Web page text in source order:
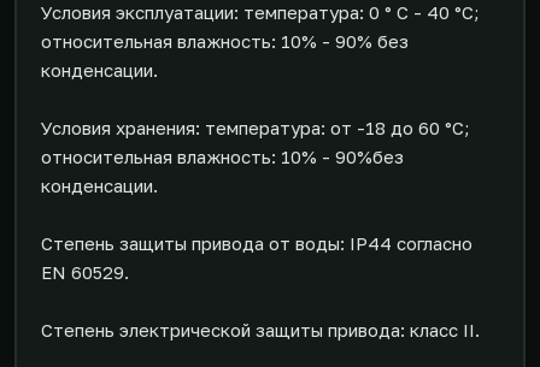
Условия эксплуатации: температура: 0 ° C - 40 °C;
относительная влажность: 10% - 90% без
конденсации.
Условия хранения: температура: от -18 до 60 °C;
относительная влажность: 10% - 90%без
конденсации.
Степень защиты привода от воды: IP44 согласно
EN 60529.
Степень электрической защиты привода: класс II.